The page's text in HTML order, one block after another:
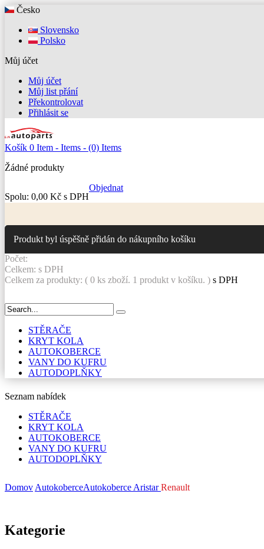
Česko
Slovensko
Polsko
Můj účet
Můj účet
Můj list přání
Překontrolovat
Přihlásit se
Košík 0 Item - Items - (0) Items
Žádné produkty
Spolu: 0,00 Kč s DPH
Objednat
Produkt byl úspěšně přidán do nákupního košíku
Počet:
Celkem: s DPH
Celkem za produkty: ( 0 ks zboží. 1 produkt v košíku. ) s DPH
STĚRAČE
KRYT KOLA
AUTOKOBERCE
VANY DO KUFRU
AUTODOPLŇKY
Seznam nabídek
STĚRAČE
KRYT KOLA
AUTOKOBERCE
VANY DO KUFRU
AUTODOPLŇKY
Domov AutokoberceAutokoberce AristarRenault
Kategorie